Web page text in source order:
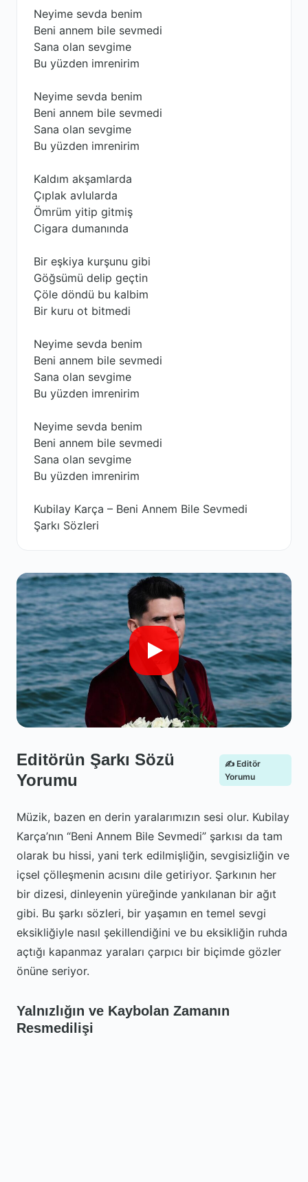
Neyime sevda benim
Beni annem bile sevmedi
Sana olan sevgime
Bu yüzden imrenirim
Neyime sevda benim
Beni annem bile sevmedi
Sana olan sevgime
Bu yüzden imrenirim
Kaldım akşamlarda
Çıplak avlularda
Ömrüm yitip gitmiş
Cigara dumanında
Bir eşkiya kurşunu gibi
Göğsümü delip geçtin
Çöle döndü bu kalbim
Bir kuru ot bitmedi
Neyime sevda benim
Beni annem bile sevmedi
Sana olan sevgime
Bu yüzden imrenirim
Neyime sevda benim
Beni annem bile sevmedi
Sana olan sevgime
Bu yüzden imrenirim
Kubilay Karça – Beni Annem Bile Sevmedi
Şarkı Sözleri
Editörün Şarkı Sözü
Yorumu
✍️ Editör
Yorumu
Müzik, bazen en derin yaralarımızın sesi olur. Kubilay
Karça’nın “Beni Annem Bile Sevmedi” şarkısı da tam
olarak bu hissi, yani terk edilmişliğin, sevgisizliğin ve
içsel çölleşmenin acısını dile getiriyor. Şarkının her
bir dizesi, dinleyenin yüreğinde yankılanan bir ağıt
gibi. Bu şarkı sözleri, bir yaşamın en temel sevgi
eksikliğiyle nasıl şekillendiğini ve bu eksikliğin ruhda
açtığı kapanmaz yaraları çarpıcı bir biçimde gözler
önüne seriyor.
Yalnızlığın ve Kaybolan Zamanın
Resmedilişi